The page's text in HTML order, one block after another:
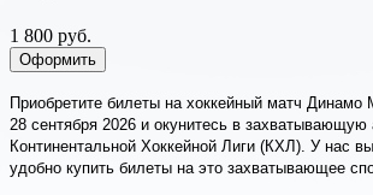
1 800 руб.
Оформить
Приобретите билеты на хоккейный матч Динамо
28 сентября 2026 и окунитесь в
Континентальной Хоккейной Лиги (КХЛ). У нас
удобно купить билеты на это захватывающее